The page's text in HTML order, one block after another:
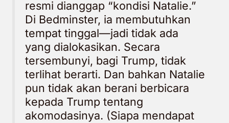
resmi dianggap “kondisi Natalie.”
Di Bedminster, ia membutuhkan
tempat tinggal—jadi tidak ada
yang dialokasikan. Secara
tersembunyi, bagi Trump, tidak
terlihat berarti. Dan bahkan Natalie
pun tidak akan berani berbicara
kepada Trump tentang
akomodasinya. (Siapa mendapat